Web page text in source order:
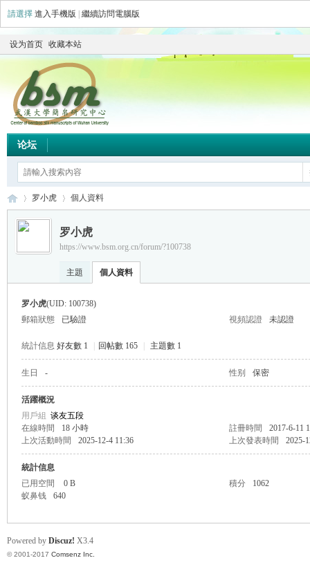
請選擇 進入手機版 繼續訪問電腦版
设为首页 收藏本站
论坛
›
罗小虎 個人資料
罗小虎
https://www.bsm.org.cn/forum/?100738
主題 個人資料
罗小虎(UID: 100738)
郵箱狀態
已驗證 視頻認證 未認證
統計信息 好友數 1 回帖數 165 主題數 1
生日 - 性别 保密
活躍概況
用戶組 谈友五段
在線時間
18 小時 註冊時間
2017-6-11
上次活動時間
2025-12-4 11:36 上次發表時間 2025-
統計信息
已用空間
0 B 積分
1062
蚁鼻钱
640
Powered by Discuz! X3.4
© 2001-2017 Comsenz Inc.